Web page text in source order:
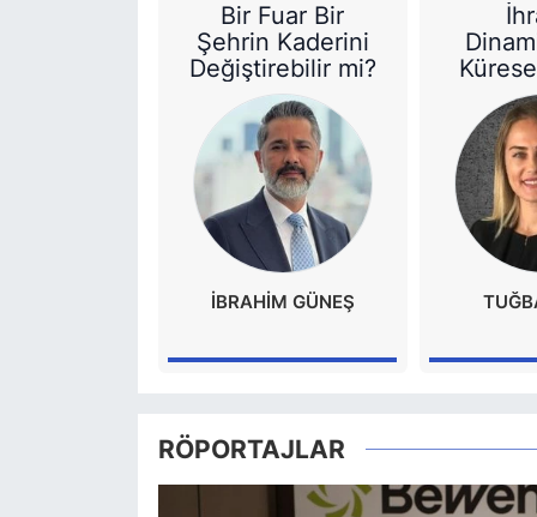
Bir Fuar Bir
Şehrin Kaderini
Değiştirebilir mi?
İBRAHİM GÜNEŞ
RÖPORTAJLAR